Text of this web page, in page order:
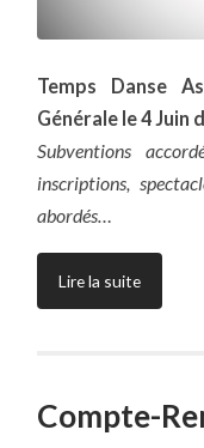
Temps Danse
Générale le 4 Juin
Subventions
inscriptions,
abordés…
Lire la suite
Compte-